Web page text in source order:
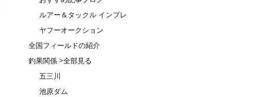
ルアー＆タックル インプレ
ヤフーオークション
全国フィールドの紹介
釣果関係 >全部見る
五三川
池原ダム